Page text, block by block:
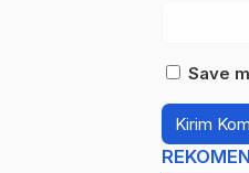
Save